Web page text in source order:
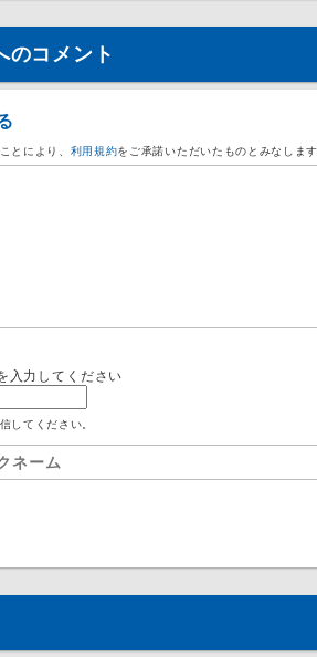
のコメント
とにより、 利用規約をご承諾いただいたものとみなします
入力してください
してください。